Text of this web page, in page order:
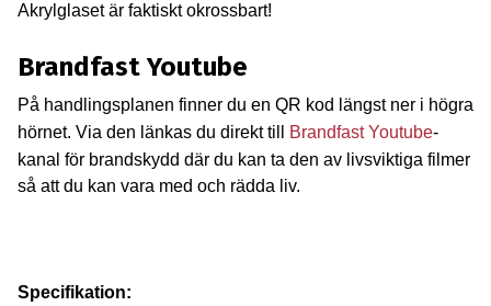
Akrylglaset är faktiskt okrossbart!
Brandfast Youtube
På handlingsplanen finner du en QR kod längst ner i högra
hörnet. Via den länkas du direkt till
Brandfast Youtube-
kanal för brandskydd där du kan ta den av livsviktiga filmer
så att du kan vara med och rädda liv.
Specifikation: